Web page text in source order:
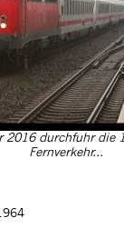
2016 durchfuhr die
Fernverkehr...